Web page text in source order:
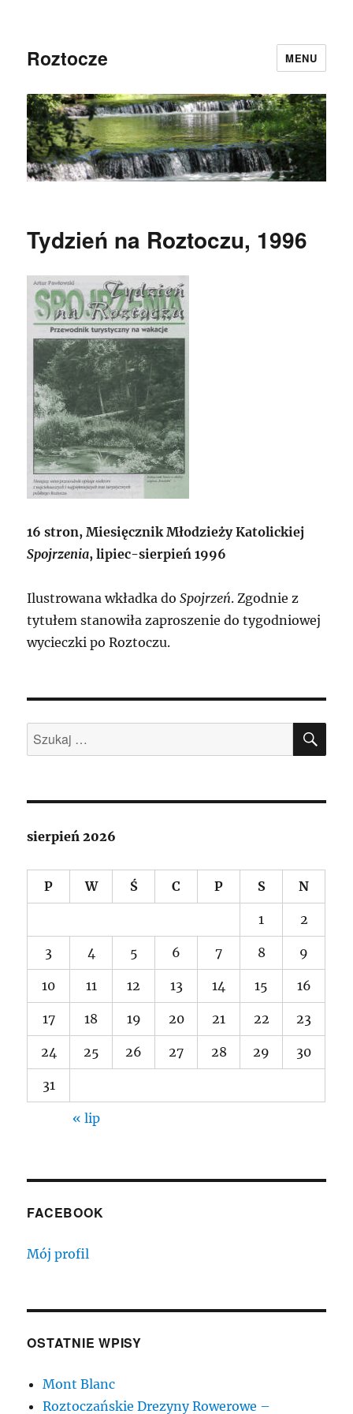
Roztocze MENU
Tydzień na Roztoczu, 1996
16 stron, Miesięcznik Młodzieży Katolickiej
Spojrzenia, lipiec-sierpień 1996
Ilustrowana wkładka doSpojrzeń. Zgodnie z
tytułem stanowiła zaproszenie do tygodniowej
wycieczki po Roztoczu.
Szukaj:
sierpień 2026
P W Ś C P S N
1 2
3 4 5 6 7 8 9
10 11 12 13 14 15 16
17 18 19 20 21 22 23
24 25 26 27 28 29 30
31
« lip
FACEBOOK
Mój profil
OSTATNIE WPISY
Mont Blanc
Roztoczańskie Drezyny Rowerowe –